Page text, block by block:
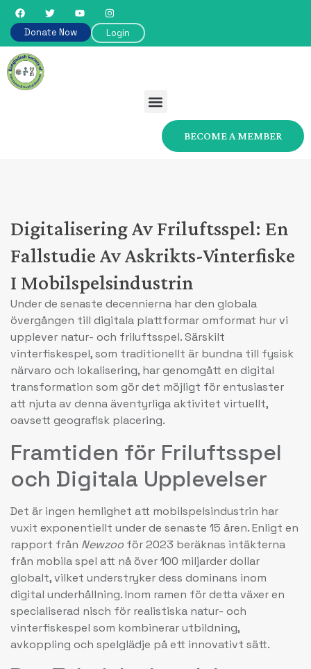
Donate Now Login
BECOME A MEMBER
Digitalisering Av Friluftsspel: En
Fallstudie Av Askrikts-Vinterfiske
I Mobilspelsindustrin
Under de senaste decennierna har den globala
övergången till digitala plattformar omformat hur vi
upplever natur- och friluftsspel. Särskilt
vinterfiskespel, som traditionellt är bundna till fysisk
närvaro och lokalisering, har genomgått en digital
transformation som gör det möjligt för entusiaster
att njuta av denna äventyrliga aktivitet virtuellt,
oavsett geografisk placering.
Framtiden för Friluftsspel
och Digitala Upplevelser
Det är ingen hemlighet att mobilspelsindustrin har
vuxit exponentiellt under de senaste 15 åren. Enligt en
rapport från Newzoo för 2023 beräknas intäkterna
från mobila spel att nå över 100 miljarder dollar
globalt, vilket understryker dess dominans inom
digital underhållning. Inom ramen för detta växer en
specialiserad nisch för realistiska natur- och
vinterfiskespel som kombinerar utbildning,
avkoppling och spelglädje på ett innovativt sätt.